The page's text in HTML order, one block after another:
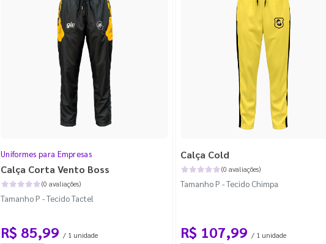
Uniformes para Empresas
Calça Corta Vento Boss
(0 avaliações)
Tamanho P - Tecido Tactel
R$ 85,99 / 1 unidade
Calça Cold
(0 avaliações)
Tamanho P - Tecido Chimpa
R$ 107,99 / 1 unidade